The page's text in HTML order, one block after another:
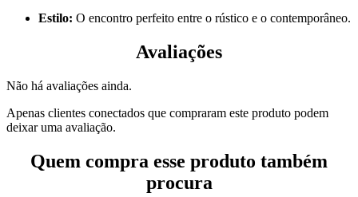
Estilo: O encontro perfeito entre o rústico e o contemporâneo.
Avaliações
Não há avaliações ainda.
Apenas clientes conectados que compraram este produto podem
deixar uma avaliação.
Quem compra esse produto também
procura